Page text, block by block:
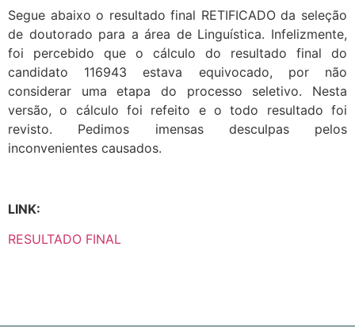
Segue abaixo o resultado final RETIFICADO da seleção
de doutorado para a área de Linguística. Infelizmente,
foi percebido que o cálculo do resultado final do
candidato 116943 estava equivocado, por não
considerar uma etapa do processo seletivo. Nesta
versão, o cálculo foi refeito e o todo resultado foi
revisto. Pedimos imensas desculpas pelos
inconvenientes causados.
LINK:
RESULTADO FINAL